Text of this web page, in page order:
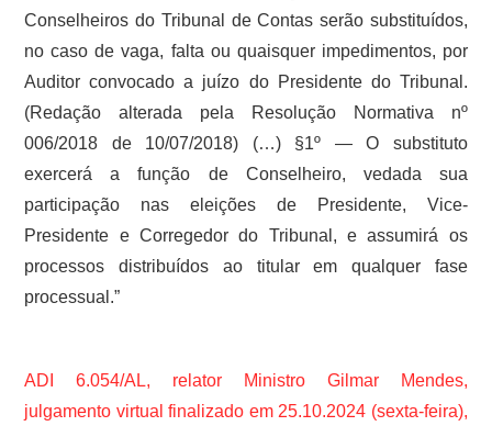
Conselheiros do Tribunal de Contas serão substituídos,
no caso de vaga, falta ou quaisquer impedimentos, por
Auditor convocado a juízo do Presidente do Tribunal.
(Redação alterada pela Resolução Normativa nº
006/2018 de 10/07/2018) (…) §1º — O substituto
exercerá a função de Conselheiro, vedada sua
participação nas eleições de Presidente, Vice-
Presidente e Corregedor do Tribunal, e assumirá os
processos distribuídos ao titular em qualquer fase
processual.”
ADI 6.054/AL, relator Ministro Gilmar Mendes,
julgamento virtual finalizado em 25.10.2024 (sexta-feira),